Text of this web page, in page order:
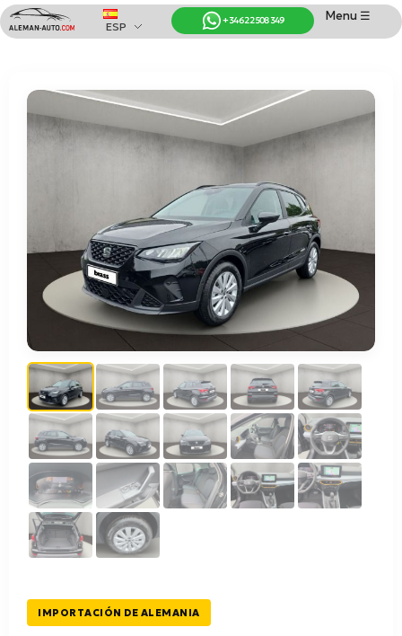
Coches de Alemania
Importación de Coches de Alemania
Menu ☰
+34 622 508 349
ESP
IMPORTACIÓN DE ALEMANIA